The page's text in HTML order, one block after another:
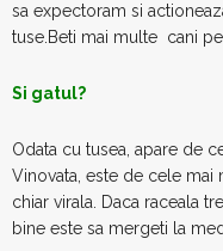
sa expectoram si
tuse.Beti mai multe cani
Si gatul?
Odata cu tusea, apare de
Vinovata, este de cele mai
chiar virala. Daca raceala
bine este sa mergeti la